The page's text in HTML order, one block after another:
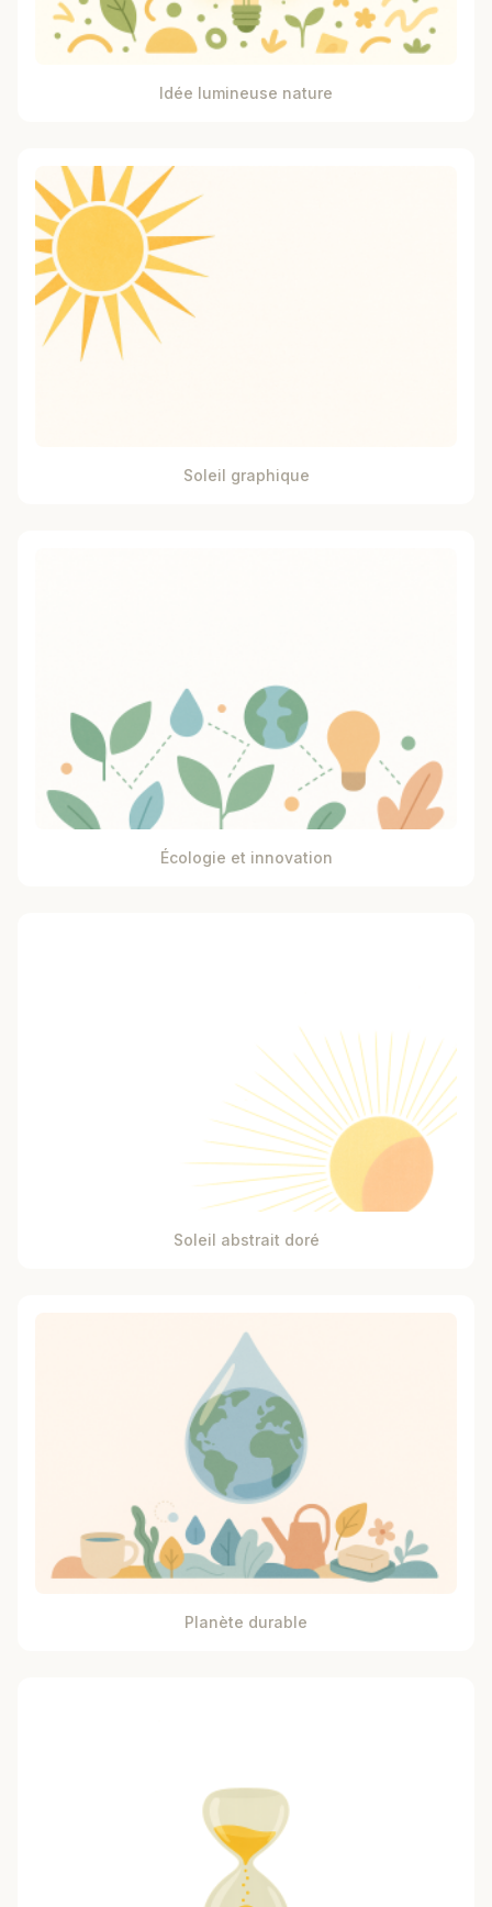
Idée lumineuse nature
Soleil graphique
Écologie et innovation
Soleil abstrait doré
Planète durable